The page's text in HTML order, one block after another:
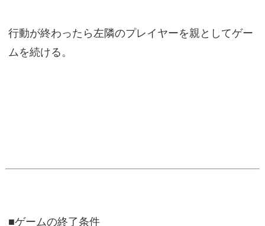
行動が終わったら左隣のプレイヤーを親としてゲー
ムを続ける。
■ゲームの終了条件